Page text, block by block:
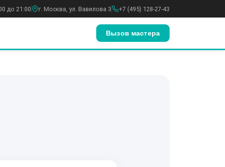
до 21:00 г. Москва, ул. Вавилова 3 +7 (495) 128-27-43
Вызов мастера